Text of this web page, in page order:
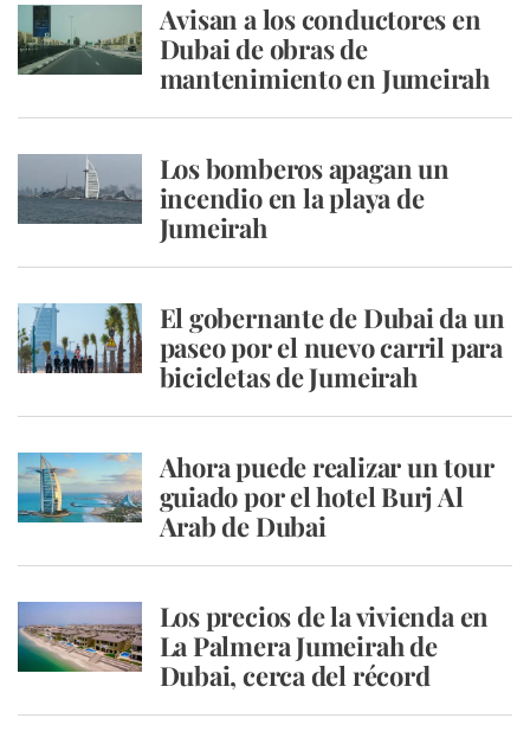
Avisan a los conductores en
Dubai de obras de
mantenimiento en Jumeirah
Los bomberos apagan un
incendio en la playa de
Jumeirah
El gobernante de Dubai da un
paseo por el nuevo carril para
bicicletas de Jumeirah
Ahora puede realizar un tour
guiado por el hotel Burj Al
Arab de Dubai
Los precios de la vivienda en
La Palmera Jumeirah de
Dubai, cerca del récord